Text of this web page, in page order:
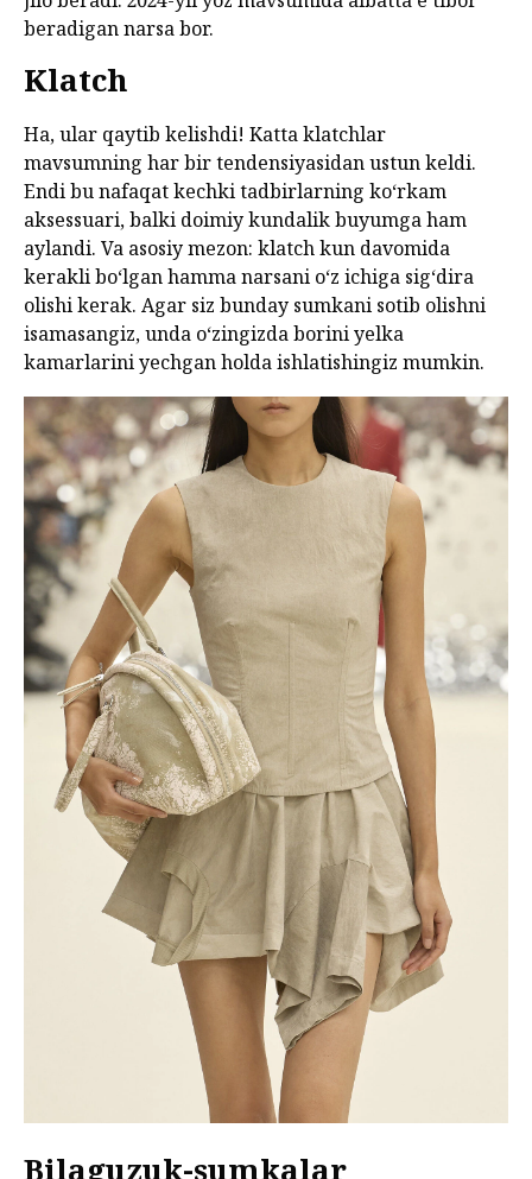
beradigan narsa bor.
Klatch
Ha, ular qaytib kelishdi! Katta klatchlar
mavsumning har bir tendensiyasidan ustun keldi.
Endi bu nafaqat kechki tadbirlarning ko‘rkam
aksessuari, balki doimiy kundalik buyumga ham
aylandi. Va asosiy mezon: klatch kun davomida
kerakli bo‘lgan hamma narsani o‘z ichiga sig‘dira
olishi kerak. Agar siz bunday sumkani sotib olishni
isamasangiz, unda o‘zingizda borini yelka
kamarlarini yechgan holda ishlatishingiz mumkin.
Bilaguzuk-sumkalar